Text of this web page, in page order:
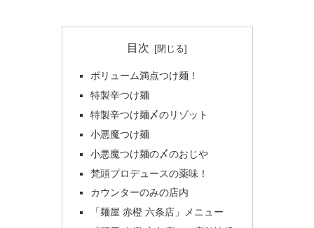
目次
ボリューム満点つけ麺！
特製辛つけ麺
特製辛つけ麺〆のリゾット
小悪魔つけ麺
小悪魔つけ麺の〆のおじや
梵頭プロデュースの薬味！
カウンターのみの店内
「麺屋 赤橙 六条店」メニュー